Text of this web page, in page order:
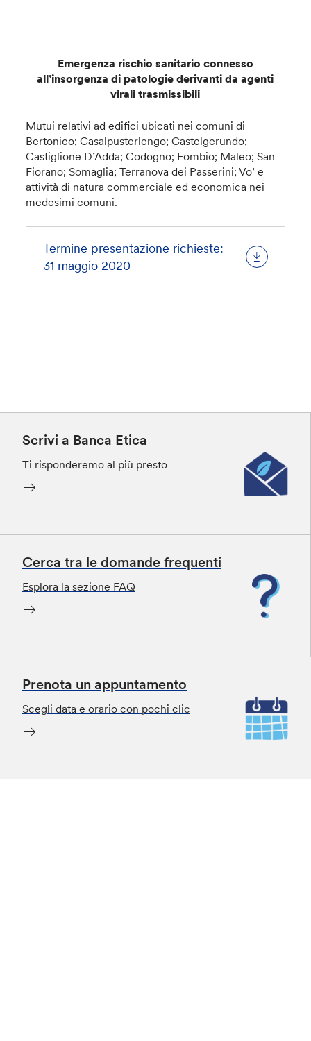
Emergenza rischio sanitario connesso
all’insorgenza di patologie derivanti da agenti
virali trasmissibili
Mutui relativi ad edifici ubicati nei comuni di
Bertonico; Casalpusterlengo; Castelgerundo;
Castiglione D’Adda; Codogno; Fombio; Maleo; San
Fiorano; Somaglia; Terranova dei Passerini; Vo’ e
attività di natura commerciale ed economica nei
medesimi comuni.
Termine presentazione richieste:
31 maggio 2020
Scrivi a Banca Etica
Ti risponderemo al più presto
Cerca tra le domande frequenti
Esplora la sezione FAQ
Prenota un appuntamento
Scegli data e orario con pochi clic